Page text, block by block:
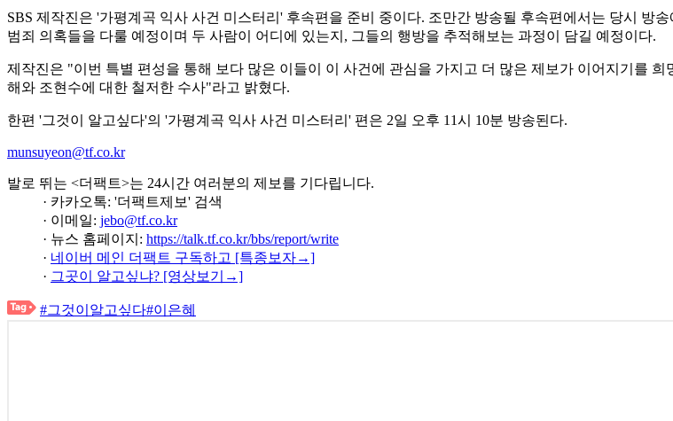
SBS 제작진은 '가평계곡 익사 사건 미스터리' 후속편을 준비 중이다. 조만간 방송될 후속편에서는 당시 방
범죄 의혹들을 다룰 예정이며 두 사람이 어디에 있는지, 그들의 행방을 추적해보는 과정이 담길 예정이다.
제작진은 "이번 특별 편성을 통해 보다 많은 이들이 이 사건에 관심을 가지고 더 많은 제보가 이어지기를
해와 조현수에 대한 철저한 수사"라고 밝혔다.
한편 '그것이 알고싶다'의 '가평계곡 익사 사건 미스터리' 편은 2일 오후 11시 10분 방송된다.
munsuyeon@tf.co.kr
발로 뛰는 <더팩트>는 24시간 여러분의 제보를 기다립니다.
· 카카오톡: '더팩트제보' 검색
· 이메일: jebo@tf.co.kr
· 뉴스 홈페이지: https://talk.tf.co.kr/bbs/report/write
· 네이버 메인 더팩트 구독하고 [특종보자→]
· 그곳이 알고싶냐? [영상보기→]
#그것이알고싶다#이은혜